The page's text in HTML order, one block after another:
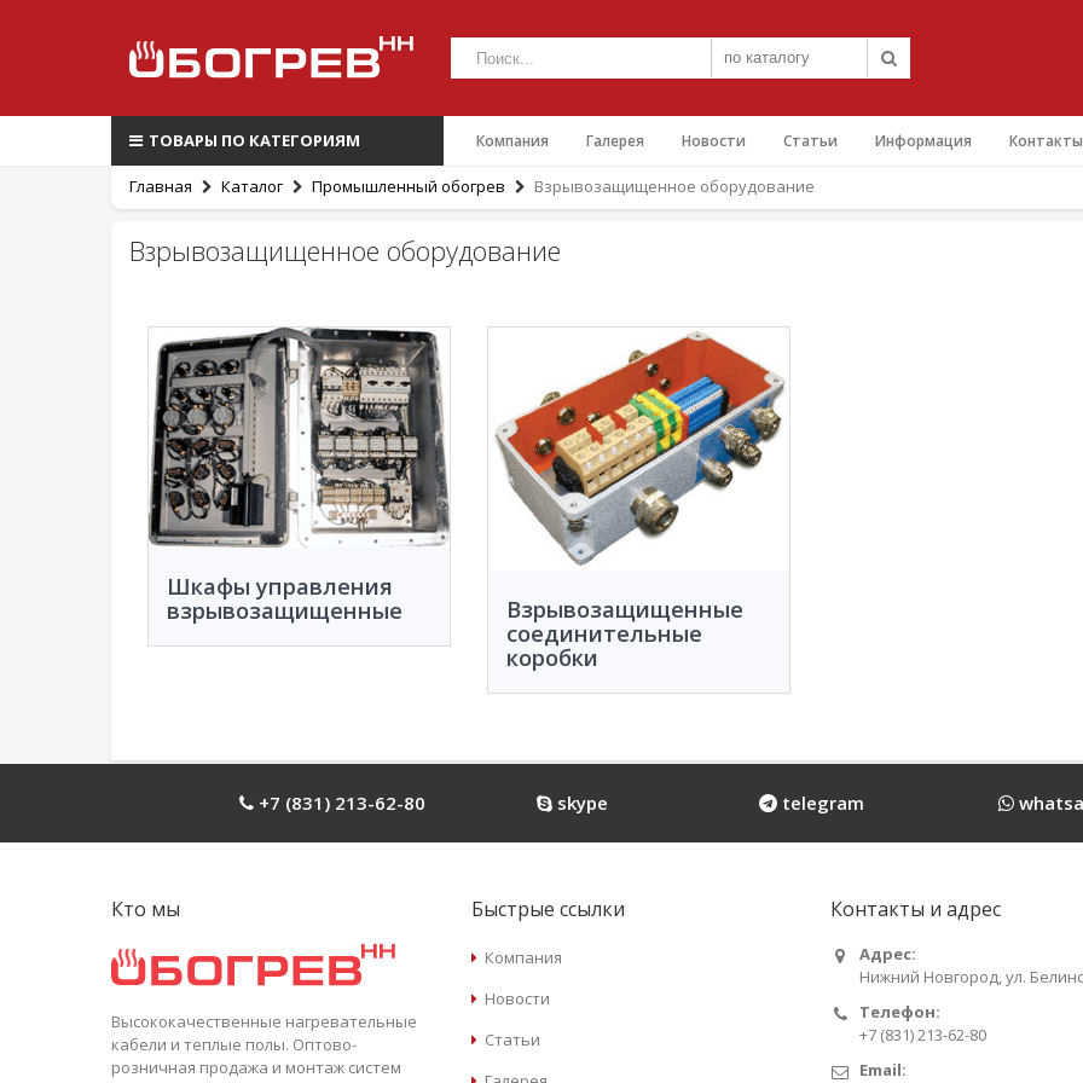
ТОВАРЫ ПО КАТЕГОРИЯМ Компания Галерея Новости Статьи Информация Контакты
Главная Каталог Промышленный обогрев Взрывозащищенное оборудование
Взрывозащищенное оборудование
Шкафы управления
взрывозащищенные
Взрывозащищенные
соединительные
коробки
+7 (831) 213-62-80 skype telegram
Кто мы
Высококачественные нагревательные
кабели и теплые полы. Оптово-
розничная продажа и монтаж систем
Быстрые ссылки
Компания
Новости
Статьи
Контакты и адрес
Адрес:
Нижний Новгород, ул.
Телефон:
+7 (831) 213-62-80
Email: